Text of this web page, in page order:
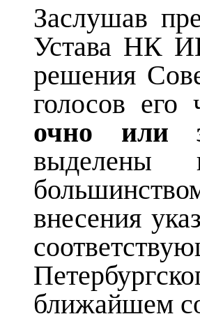
Заслушав
Устава НК
решения
голосов его
очно или
выделены
внесения
ближайшем